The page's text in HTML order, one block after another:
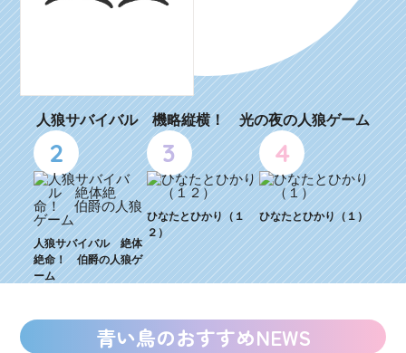
人狼サバイバル 機略縦横！ 光の夜の人狼ゲーム
2
人狼サバイバル 絶体
絶命！ 伯爵の人狼ゲ
ーム
3
ひなたとひかり（１
２）
4
ひなたとひかり（１）
青い鳥のおすすめNEWS